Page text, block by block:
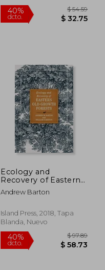
dcto.
Ecology and
Recovery of Eastern
Old-Growth Forests
(en Inglés)
Andrew Barton
Island Press, 2018, Tapa
Blanda, Nuevo